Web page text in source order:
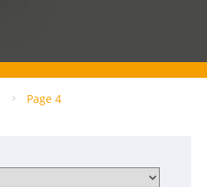
Page 4